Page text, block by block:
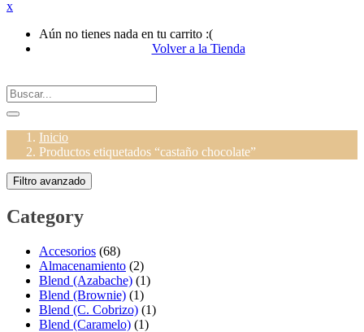
x
Aún no tienes nada en tu carrito :(
Volver a la Tienda
Inicio
Productos etiquetados “castaño chocolate”
Filtro avanzado
Category
Accesorios (68)
Almacenamiento (2)
Blend (Azabache) (1)
Blend (Brownie) (1)
Blend (C. Cobrizo) (1)
Blend (Caramelo) (1)